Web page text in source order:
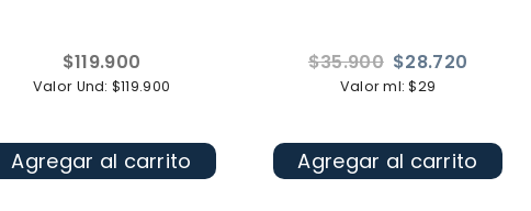
Precio
habitual
$119.900
Valor Und: $119.900
Agregar al carrito
Precio
habitual
$35.900 $28.720
Valor ml: $29
Agregar al carrito